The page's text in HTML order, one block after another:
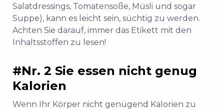
Salatdressings, Tomatensoße, Müsli und sogar
Suppe), kann es leicht sein, süchtig zu werden.
Achten Sie darauf, immer das Etikett mit den
Inhaltsstoffen zu lesen!
#Nr. 2 Sie essen nicht genug
Kalorien
Wenn Ihr Körper nicht genügend Kalorien zu